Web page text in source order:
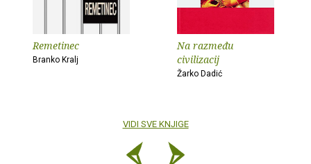
Remetinec
Branko Kralj
Na razmeđu
civilizacij
Žarko Dadić
VIDI SVE KNJIGE